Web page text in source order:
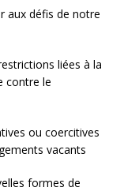
aux défis de notre
liées à la
contre le
ou coercitives
vacants
formes de